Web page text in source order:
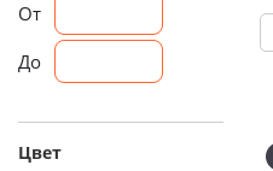
От
До
Цвет